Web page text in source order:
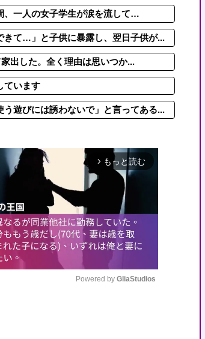
やり...
！絶...
ども...
44歳無職です。精神科に通院
軽度のアレルギーを「わがま
転校生と仲良くなってその子
、一人の女子学生が涙を流して…
きて…」と子供に暴露し、翌日子供が...
出した。全く理由は思いつか...
ています
遊びには誘わないで」と言ってある...
arrow_forward_ios もっと読む
Powered by GliaStudios